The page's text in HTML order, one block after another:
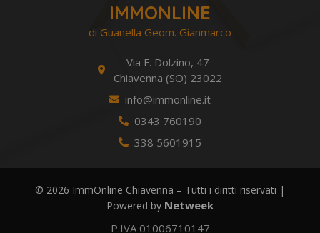
IMMONLINE
di Guanella Geom. Gianmarco
Via F. Dolzino, 47
Chiavenna (SO) 23022
info@immonline.it
0343 760190
338 5601915
© 2026 ImmOnline Chiavenna – Tutti i diritti riservati |
Powered by Netweek
P.IVA 01006710147